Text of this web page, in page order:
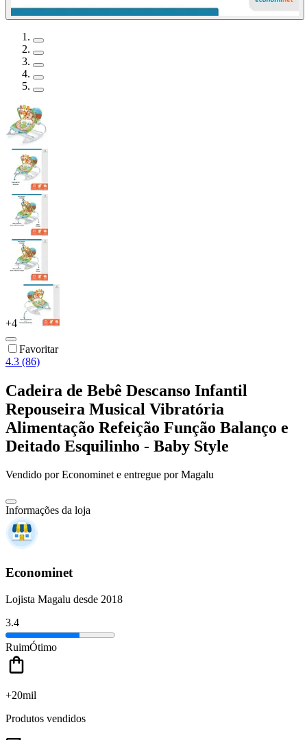
+4
Favoritar
4.3 (86)
Cadeira de Bebê Descanso Infantil
Repouseira Musical Vibratória
Alimentação Refeição Função Balanço e
Deitado Esquilinho - Baby Style
Vendido porEconominete entregue por Magalu
Informações da loja
Econominet
Lojista Magalu desde 2018
3.4
RuimÓtimo
+20mil
Produtos vendidos